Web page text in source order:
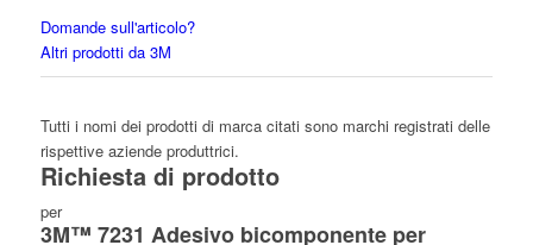
Domande sull'articolo?
Altri prodotti da 3M
Tutti i nomi dei prodotti di marca citati sono marchi registrati delle
rispettive aziende produttrici.
Richiesta di prodotto
per
3M™ 7231 Adesivo bicomponente per